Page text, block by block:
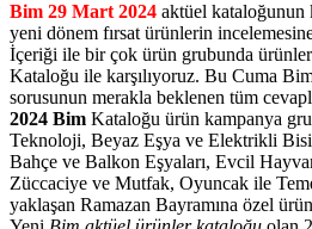
Bim 29 Mart 2024 aktüel kataloğunun
yeni dönem fırsat ürünlerin
İçeriği ile bir çok ürün grubunda
Kataloğu ile karşılıyoruz. Bu Cuma
sorusunun merakla beklenen tüm
2024 Bim Kataloğu ürün kampanya
Teknoloji, Beyaz Eşya ve Elektrikli
Bahçe ve Balkon Eşyaları, Evcil
Züccaciye ve Mutfak, Oyuncak ile
yaklaşan Ramazan Bayramına özel